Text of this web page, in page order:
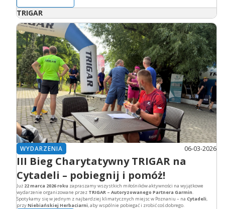
TRIGAR
WYDARZENIA 06-03-2026
III Bieg Charytatywny TRIGAR na
Cytadeli – pobiegnij i pomóż!
Już 22 marca 2026 roku zapraszamy wszystkich miłośników aktywności na wyjątkowe
wydarzenie organizowane przez TRIGAR – Autoryzowanego Partnera Garmin.
Spotykamy się w jednym z najbardziej klimatycznych miejsc w Poznaniu – na Cytadeli,
przyNiebiańskiej Herbaciarni, aby wspólnie pobiegać i zrobić coś dobrego.